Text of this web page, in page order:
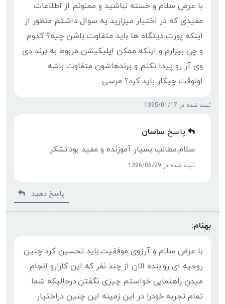
با عرض سلام و خسته نباشید و ممنونم از اطلاعات
مفیدی که در اختیار میزارید یه سوال داشتم منظور از
اینکه پورت دیتگاه ها باید متفاوت باشن چیه؟ کدوم
و چی بیزارم و اینکه ممکن اپلیکیشن مربوط به برند دی
وی آر رو پیدا نکنم و برندهاشون متفاوت باشه
اونوقت چیکار باید کرد؟ مرسی
ثبت شده در 1395/01/17
پاسخ ساسان
سلام.مطالب بسیار آموزنده و مفید بود.تشکر
ثبت شده در 1396/06/29
پاسخ دهید
بهنام:
با عرض سلام و آرزوی موفقیت.باید تحسین کرد چنین
روحیه ای رو.بنده الان از چند نفر که این کارارو انجام
میدن راهنمایی خواستم چیزی نگفتن.درحالیکه شما
تمام تجربه خودرا در این زمینه این چنین دراختیار